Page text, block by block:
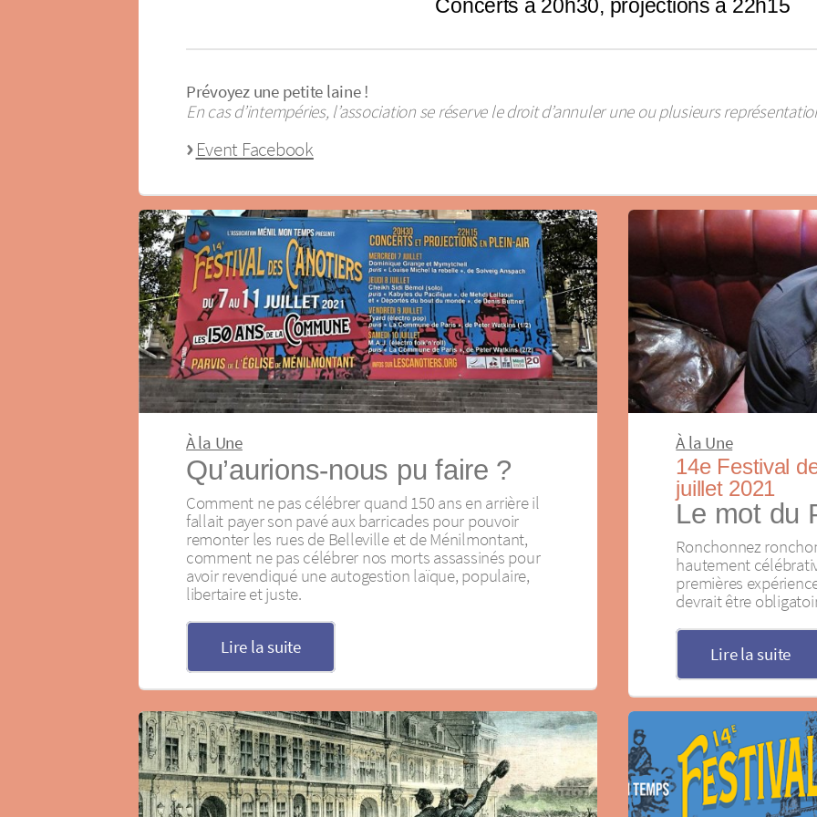
Concerts à 20h30, projections à 22h15
Prévoyez une petite laine !
En cas d’intempéries, l’association se réserve le droit d’annuler une ou plusieurs
Event Facebook
À la Une
Qu’aurions-nous pu faire ?
Comment ne pas célébrer quand 150 ans en arrière il
fallait payer son pavé aux barricades pour pouvoir
remonter les rues de Belleville et de Ménilmontant,
comment ne pas célébrer nos morts assassinés pour
avoir revendiqué une autogestion laïque, populaire,
libertaire et juste.
Lire la suite
À la Une
14e Festival
juillet 2021
Le mot du
Ronchonnez
hautement
premières
devrait être
Lire la suite